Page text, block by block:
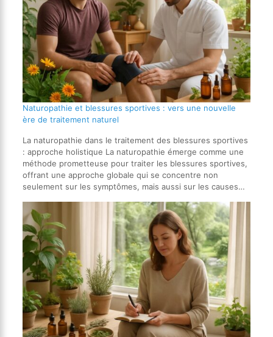
Naturopathie et blessures sportives : vers une nouvelle
ère de traitement naturel
La naturopathie dans le traitement des blessures sportives
: approche holistique La naturopathie émerge comme une
méthode prometteuse pour traiter les blessures sportives,
offrant une approche globale qui se concentre non
seulement sur les symptômes, mais aussi sur les causes…